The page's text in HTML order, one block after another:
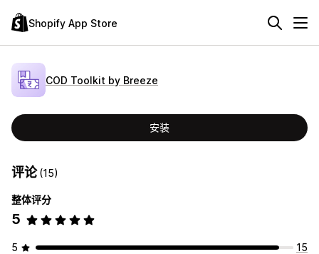
Shopify App Store
COD Toolkit by Breeze
安装
评论(15)
整体评分
5
5
15